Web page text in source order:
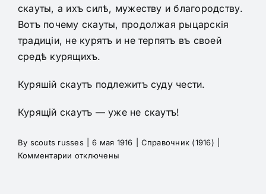
скауты, а ихъ силѣ, мужеству и благородству.
Вотъ почему скауты, продолжая рыцарскія
традиціи, не курятъ и не терпятъ въ своей
средѣ курящихъ.
Куряшій скаутъ подлежитъ суду чести.
Курящій скаутъ — уже не скаутъ!
By scouts russes 6 мая 1916 Справочник (1916)
Комментарии котключены